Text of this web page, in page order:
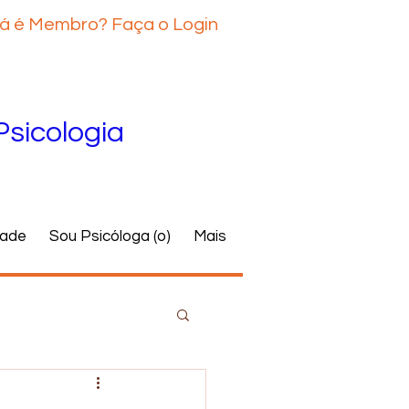
é Membro? Faça o Login
Sou Psicóloga (o) Mais